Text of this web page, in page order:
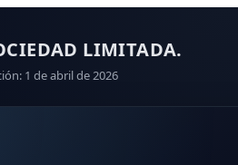
LIMITADA.
1 de abril de 2026